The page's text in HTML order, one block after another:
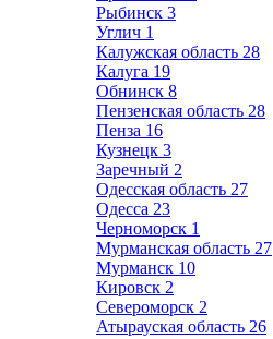
Рыбинск 3
Углич 1
Калужская область 28
Калуга 19
Обнинск 8
Пензенская область 28
Пенза 16
Кузнецк 3
Заречный 2
Одесская область 27
Одесса 23
Черноморск 1
Мурманская область 27
Мурманск 10
Кировск 2
Североморск 2
Атырауская область 26